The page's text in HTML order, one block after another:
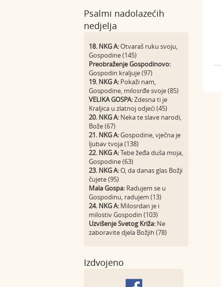
Psalmi nadolazećih
nedjelja
18. NKG A:Otvaraš ruku svoju,
Gospodine (145)
Preobraženje Gospodinovo:
Gospodin kraljuje (97)
19. NKG A: Pokaži nam,
Gospodine, milosrđe svoje (85)
VELIKA GOSPA:Zdesna ti je
Kraljica u zlatnoj odjeći (45)
20. NKG A: Neka te slave narodi,
Bože (67)
21. NKG A:Gospodine, vječna je
ljubav tvoja (138)
22. NKG A:Tebe žeđa duša moja,
Gospodine (63)
23. NKG A:O, da danas glas Božji
čujete (95)
Mala Gospa: Radujem se u
Gospodinu, radujem (13)
24. NKG A: Milosrdan je i
milostiv Gospodin (103)
Uzvišenje Svetog Križa: Ne
zaboravite djela Božjih (78)
Izdvojeno